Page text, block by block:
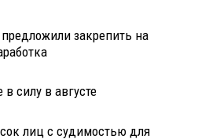
закрепить на
силу в августе
лиц с судимостью для